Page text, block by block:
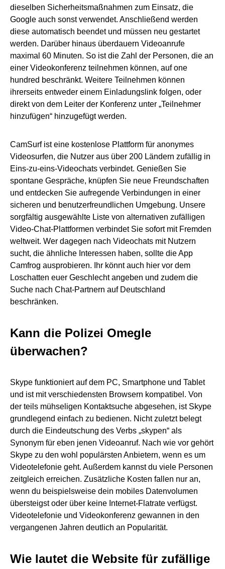
dieselben Sicherheitsmaßnahmen zum Einsatz, die
Google auch sonst verwendet. Anschließend werden
diese automatisch beendet und müssen neu gestartet
werden. Darüber hinaus überdauern Videoanrufe
maximal 60 Minuten. So ist die Zahl der Personen, die an
einer Videokonferenz teilnehmen können, auf one
hundred beschränkt. Weitere Teilnehmen können
ihrerseits entweder einem Einladungslink folgen, oder
direkt von dem Leiter der Konferenz unter „Teilnehmer
hinzufügen“ hinzugefügt werden.
CamSurf ist eine kostenlose Plattform für anonymes
Videosurfen, die Nutzer aus über 200 Ländern zufällig in
Eins-zu-eins-Videochats verbindet. Genießen Sie
spontane Gespräche, knüpfen Sie neue Freundschaften
und entdecken Sie aufregende Verbindungen in einer
sicheren und benutzerfreundlichen Umgebung. Unsere
sorgfältig ausgewählte Liste von alternativen zufälligen
Video-Chat-Plattformen verbindet Sie sofort mit Fremden
weltweit. Wer dagegen nach Videochats mit Nutzern
sucht, die ähnliche Interessen haben, sollte die App
Camfrog ausprobieren. Ihr könnt auch hier vor dem
Loschatten euer Geschlecht angeben und zudem die
Suche nach Chat-Partnern auf Deutschland
beschränken.
Kann die Polizei Omegle
überwachen?
Skype funktioniert auf dem PC, Smartphone und Tablet
und ist mit verschiedensten Browsern kompatibel. Von
der teils mühseligen Kontaktsuche abgesehen, ist Skype
grundlegend einfach zu bedienen. Nicht zuletzt belegt
durch die Eindeutschung des Verbs „skypen“ als
Synonym für eben jenen Videoanruf. Nach wie vor gehört
Skype zu den wohl populärsten Anbietern, wenn es um
Videotelefonie geht. Außerdem kannst du viele Personen
zeitgleich erreichen. Zusätzliche Kosten fallen nur an,
wenn du beispielsweise dein mobiles Datenvolumen
übersteigst oder über keine Internet-Flatrate verfügst.
Videotelefonie und Videokonferenz gewannen in den
vergangenen Jahren deutlich an Popularität.
Wie lautet die Website für zufällige